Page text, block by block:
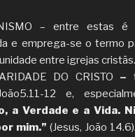
– entre estas é
e emprega-se o termo
entre igrejas cristãs.
DO CRISTO –
12 e,
a Verdade e a Vida.
mim.” (Jesus, João